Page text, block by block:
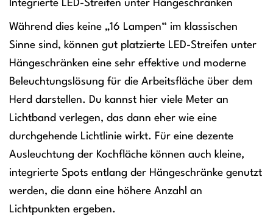
Integrierte LED-Streifen unter Hängeschränken
Während dies keine „16 Lampen“ im klassischen
Sinne sind, können gut platzierte LED-Streifen unter
Hängeschränken eine sehr effektive und moderne
Beleuchtungslösung für die Arbeitsfläche über dem
Herd darstellen. Du kannst hier viele Meter an
Lichtband verlegen, das dann eher wie eine
durchgehende Lichtlinie wirkt. Für eine dezente
Ausleuchtung der Kochfläche können auch kleine,
integrierte Spots entlang der Hängeschränke genutzt
werden, die dann eine höhere Anzahl an
Lichtpunkten ergeben.